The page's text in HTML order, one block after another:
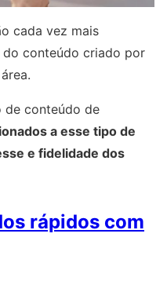
cada vez mais
conteúdo criado por
de conteúdo de
a esse tipo de
e fidelidade dos
rápidos com